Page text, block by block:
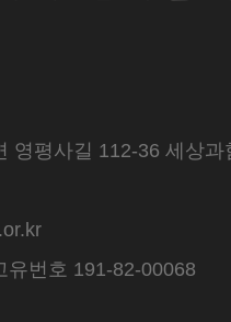
영평사길 112-36 세상
유번호 191-82-00068